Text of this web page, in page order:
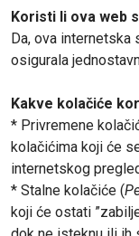
Koristi li ova web
Da, ova
osigurala
Kakve kolačiće
* Privremene
kolačićima koji će
internetskog
* Stalne kolačiće (
koji će ostati